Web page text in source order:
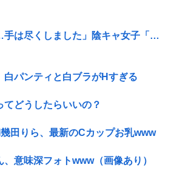
手は尽くしました」陰キャ女子「…
白パンティと白ブラがHすぎる
てどうしたらいいの？
幾田りら、最新のCカップお乳www
、意味深フォトwww（画像あり）